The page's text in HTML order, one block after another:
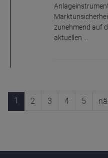
zunehmend auf
aktuellen ...
1 2 3 4 5